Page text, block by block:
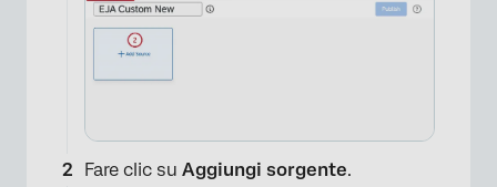
Fare clic su Aggiungi sorgente.